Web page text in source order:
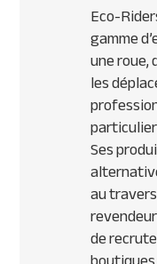
Eco-
gamme
une roue,
les
Ses
au
de